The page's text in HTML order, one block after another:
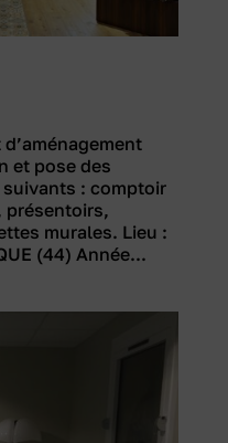
et pose des
: comptoir
présentoirs,
murales. Lieu :
(44) Année...